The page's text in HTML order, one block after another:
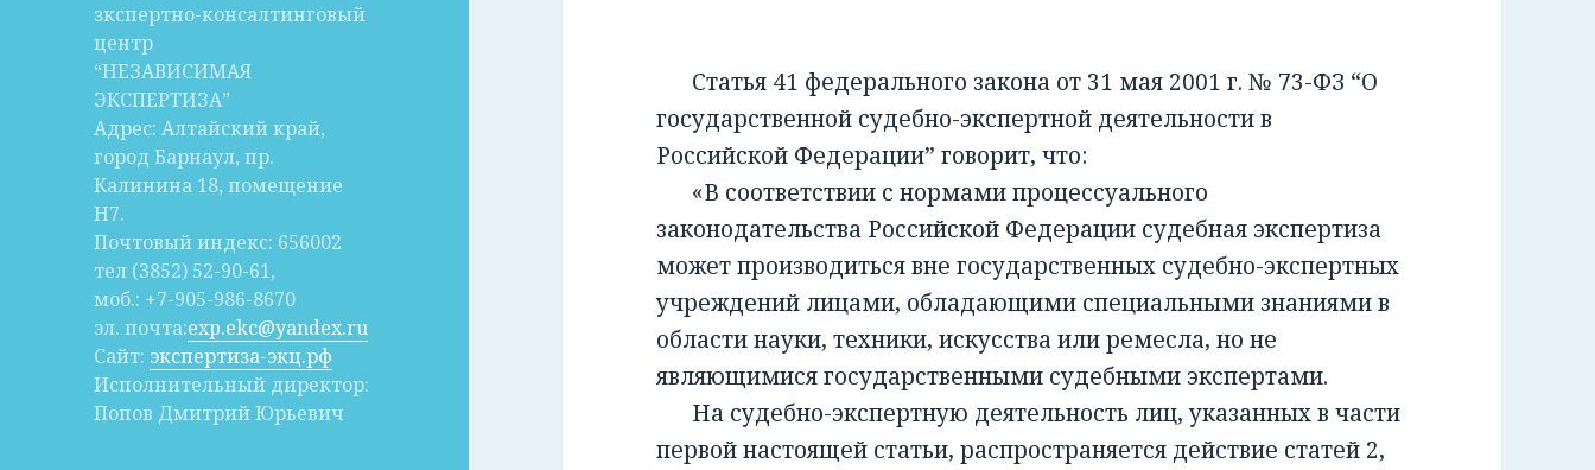
зкспертно-консалтинговый
центр
“НЕЗАВИСИМАЯ
ЭКСПЕРТИЗА”
Адрес: Алтайский край,
город Барнаул, пр.
Калинина 18, помещение
Н7.
Почтовый индекс: 656002
тел (3852) 52-90-61,
моб.: +7-905-986-8670
эл. почта:exp.ekc@yandex.ru
Сайт: экспертиза-экц.рф
Исполнительный директор:
Попов Дмитрий Юрьевич
Статья 41 федерального закона от 31 мая 2001 г. № 73-ФЗ “О
государственной судебно-экспертной деятельности в
Российской Федерации” говорит, что:
«В соответствии с нормами процессуального
законодательства Российской Федерации судебная экспертиза
может производиться вне государственных судебно-экспертных
учреждений лицами, обладающими специальными знаниями в
области науки, техники, искусства или ремесла, но не
являющимися государственными судебными экспертами.
На судебно-экспертную деятельность лиц, указанных в части
первой настоящей статьи, распространяется действие статей 2,